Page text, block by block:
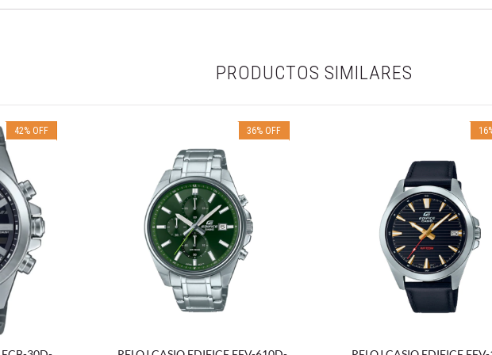
PRODUCTOS SIMILARES
42% OFF 36% OFF 16